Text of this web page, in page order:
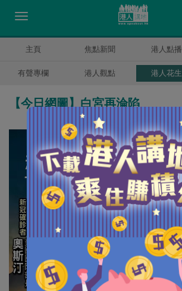
主頁 焦點新聞 港人點播
有聲專欄 港人觀點 港人花生
【今日網圖】白宮再淪陷